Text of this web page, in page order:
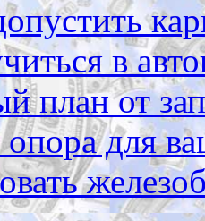
в
план от
опора для